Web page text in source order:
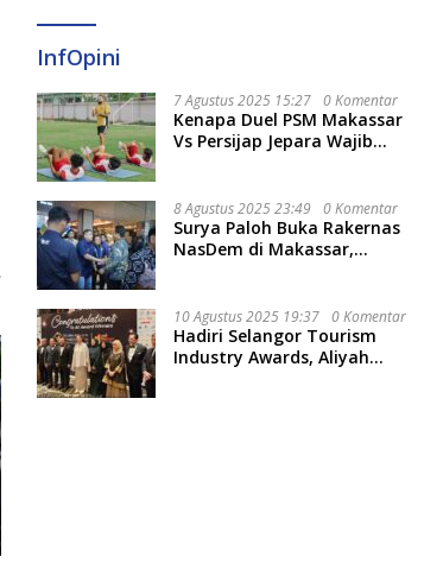
InfOpini
7 Agustus 2025 15:27 0 Komentar
Kenapa Duel PSM Makassar
Vs Persijap Jepara Wajib
8 Agustus 2025 23:49 0 Komentar
Surya Paloh Buka Rakernas
NasDem di Makassar,
10 Agustus 2025 19:37 0 Komentar
Hadiri Selangor Tourism
Industry Awards, Aliyah